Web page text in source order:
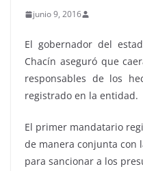
junio 9, 2016
El gobernador del
Chacín aseguró que
responsables de los
registrado en la entidad.
El primer mandatario
de manera conjunta con
para sancionar a los